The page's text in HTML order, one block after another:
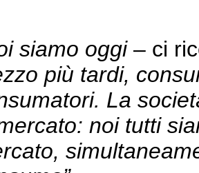
siamo oggi– ci
più tardi,
La
noi tutti